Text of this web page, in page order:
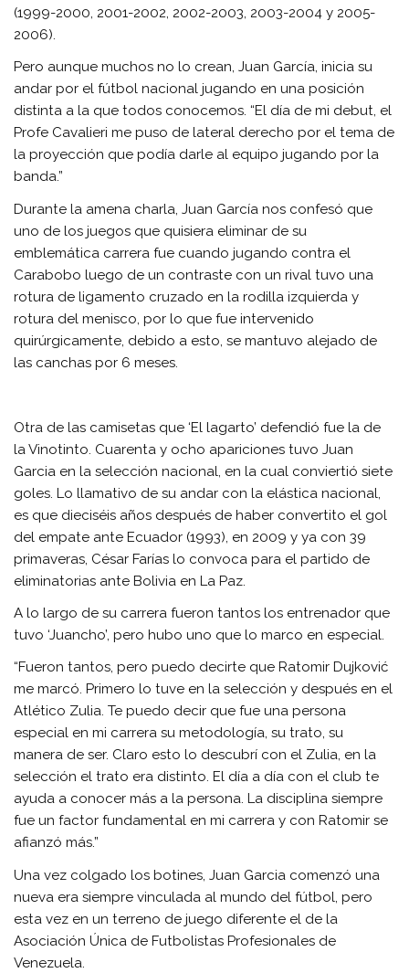
(1999-2000, 2001-2002, 2002-2003, 2003-2004 y 2005-
2006).
Pero aunque muchos no lo crean, Juan García, inicia su
andar por el fútbol nacional jugando en una posición
distinta a la que todos conocemos. “El día de mi debut, el
Profe Cavalieri me puso de lateral derecho por el tema de
la proyección que podía darle al equipo jugando por la
banda.”
Durante la amena charla, Juan García nos confesó que
uno de los juegos que quisiera eliminar de su
emblemática carrera fue cuando jugando contra el
Carabobo luego de un contraste con un rival tuvo una
rotura de ligamento cruzado en la rodilla izquierda y
rotura del menisco, por lo que fue intervenido
quirúrgicamente, debido a esto, se mantuvo alejado de
las canchas por 6 meses.
Otra de las camisetas que ‘El lagarto’ defendió fue la de
la Vinotinto. Cuarenta y ocho apariciones tuvo Juan
Garcia en la selección nacional, en la cual conviertió siete
goles. Lo llamativo de su andar con la elástica nacional,
es que dieciséis años después de haber convertito el gol
del empate ante Ecuador (1993), en 2009 y ya con 39
primaveras, César Farías lo convoca para el partido de
eliminatorias ante Bolivia en La Paz.
A lo largo de su carrera fueron tantos los entrenador que
tuvo ‘Juancho’, pero hubo uno que lo marco en especial.
“Fueron tantos, pero puedo decirte que Ratomir Dujković
me marcó. Primero lo tuve en la selección y después en el
Atlético Zulia. Te puedo decir que fue una persona
especial en mi carrera su metodología, su trato, su
manera de ser. Claro esto lo descubrí con el Zulia, en la
selección el trato era distinto. El día a día con el club te
ayuda a conocer más a la persona. La disciplina siempre
fue un factor fundamental en mi carrera y con Ratomir se
afianzó más.”
Una vez colgado los botines, Juan Garcia comenzó una
nueva era siempre vinculada al mundo del fútbol, pero
esta vez en un terreno de juego diferente el de la
Asociación Única de Futbolistas Profesionales de
Venezuela.